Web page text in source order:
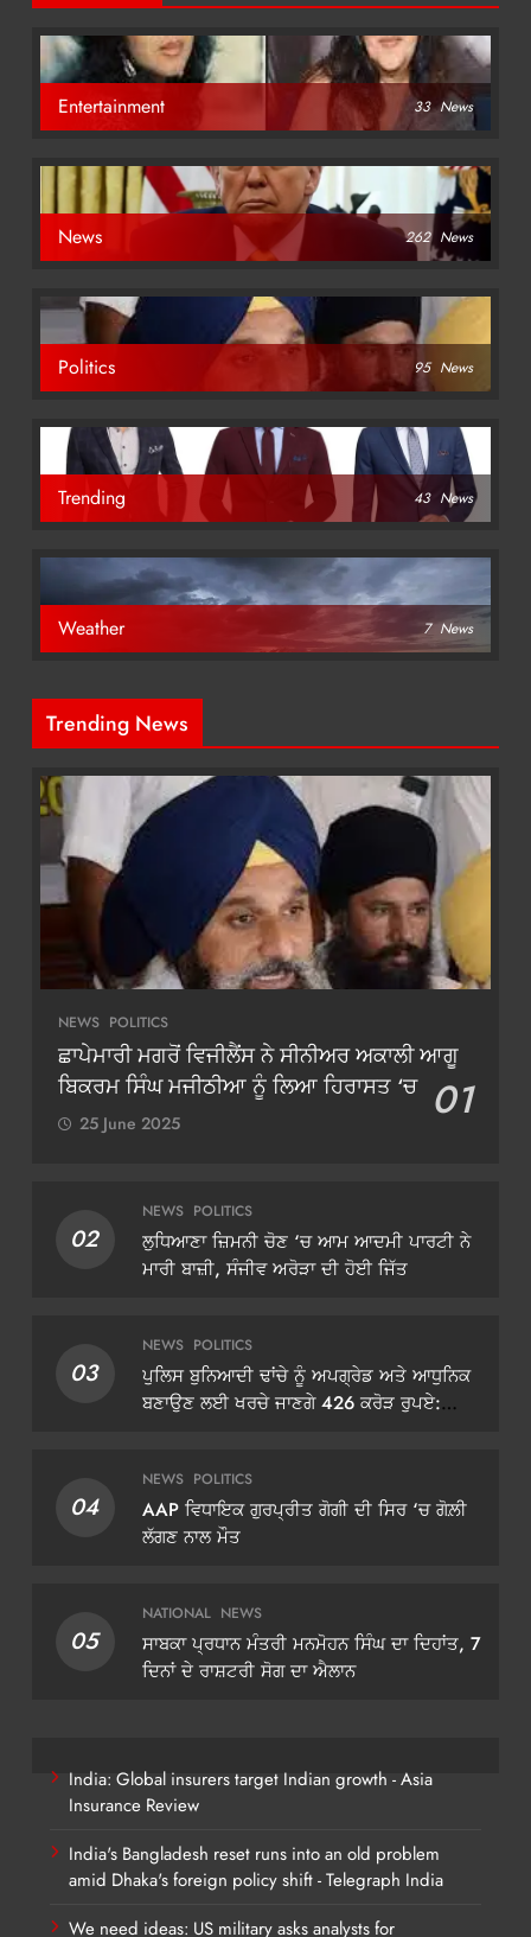
Entertainment 33 News
News 262 News
Politics 95 News
Trending 43 News
Weather 7 News
Trending News
NEWS POLITICS
ਛਾਪੇਮਾਰੀ ਮਗਰੋਂ ਵਿਜੀਲੈਂਸ ਨੇ ਸੀਨੀਅਰ ਅਕਾਲੀ ਆਗੂ
ਬਿਕਰਮ ਸਿੰਘ ਮਜੀਠੀਆ ਨੂੰ ਲਿਆ ਹਿਰਾਸਤ ‘ਚ 01
25 June 2025
02
NEWS POLITICS
ਲੁਧਿਆਣਾ ਜ਼ਿਮਨੀ ਚੋਣ ‘ਚ ਆਮ ਆਦਮੀ ਪਾਰਟੀ ਨੇ
ਮਾਰੀ ਬਾਜ਼ੀ, ਸੰਜੀਵ ਅਰੋੜਾ ਦੀ ਹੋਈ ਜਿੱਤ
03
NEWS POLITICS
ਪੁਲਿਸ ਬੁਨਿਆਦੀ ਢਾਂਚੇ ਨੂੰ ਅਪਗ੍ਰੇਡ ਅਤੇ ਆਧੁਨਿਕ
ਬਣਾਉਣ ਲਈ ਖਰਚੇ ਜਾਣਗੇ 426 ਕਰੋੜ ਰੁਪਏ:
04
NEWS POLITICS
AAP ਵਿਧਾਇਕ ਗੁਰਪ੍ਰੀਤ ਗੋਗੀ ਦੀ ਸਿਰ ‘ਚ ਗੋਲ਼ੀ
ਲੱਗਣ ਨਾਲ ਮੌਤ
05
NATIONAL NEWS
ਸਾਬਕਾ ਪ੍ਰਧਾਨ ਮੰਤਰੀ ਮਨਮੋਹਨ ਸਿੰਘ ਦਾ ਦਿਹਾਂਤ, 7
ਦਿਨਾਂ ਦੇ ਰਾਸ਼ਟਰੀ ਸੋਗ ਦਾ ਐਲਾਨ
India: Global insurers target Indian growth - Asia
Insurance Review
India's Bangladesh reset runs into an old problem
amid Dhaka's foreign policy shift - Telegraph India
We need ideas: US military asks analysts for